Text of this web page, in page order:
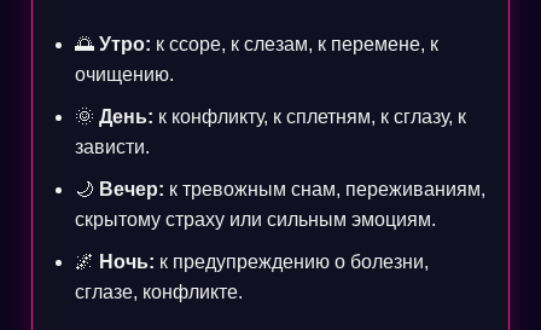
🌅 Утро: к ссоре, к слезам, к перемене, к
очищению.
🌞 День: к конфликту, к сплетням, к сглазу, к
зависти.
🌙 Вечер: к тревожным снам, переживаниям,
скрытому страху или сильным эмоциям.
🌌 Ночь: к предупреждению о болезни,
сглазе, конфликте.